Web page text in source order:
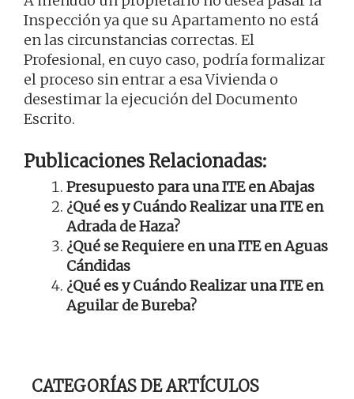
Inspección ya que su Apartamento no está
en las circunstancias correctas. El
Profesional, en cuyo caso, podría formalizar
el proceso sin entrar a esa Vivienda o
desestimar la ejecución del Documento
Escrito.
Publicaciones Relacionadas:
Presupuesto para una ITE en Abajas
¿Qué es y Cuándo Realizar una ITE en
Adrada de Haza?
¿Qué se Requiere en una ITE en Aguas
Cándidas
¿Qué es y Cuándo Realizar una ITE en
Aguilar de Bureba?
CATEGORÍAS DE ARTÍCULOS